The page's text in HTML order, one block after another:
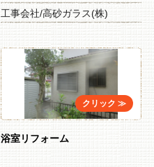
工事会社/高砂ガラス(株)
浴室リフォーム